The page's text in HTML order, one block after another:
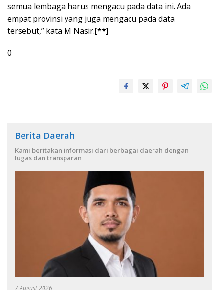
semua lembaga harus mengacu pada data ini. Ada
empat provinsi yang juga mengacu pada data
tersebut,” kata M Nasir.[**]
0
Berita Daerah
Kami beritakan informasi dari berbagai daerah dengan
lugas dan transparan
7 August 2026